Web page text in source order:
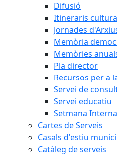
Difusió
Itineraris
Jornades
Memòria
Memòries
Pla director
Recursos per a
Servei de
Servei educatiu
Setmana
Cartes de Serveis
Casals d'estiu
Catàleg de serveis